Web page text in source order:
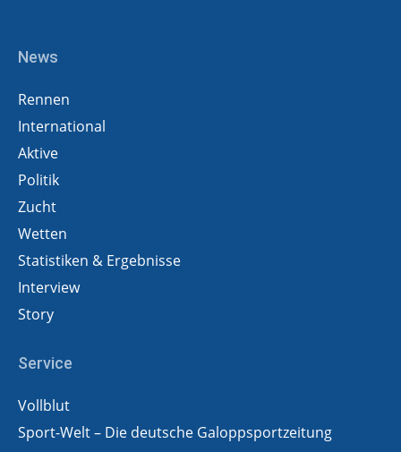
News
Rennen
International
Aktive
Politik
Zucht
Wetten
Statistiken & Ergebnisse
Interview
Story
Service
Vollblut
Sport-Welt – Die deutsche Galoppsportzeitung